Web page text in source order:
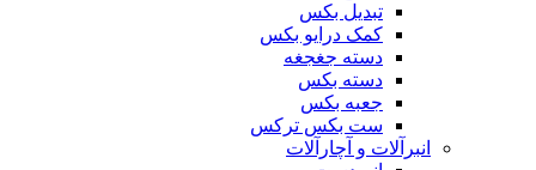
تبدیل بکس
کمک درایو بکس
دسته جغجغه
دسته بکس
جعبه بکس
ست بکس ترکس
انبرآلات و آچارآلات